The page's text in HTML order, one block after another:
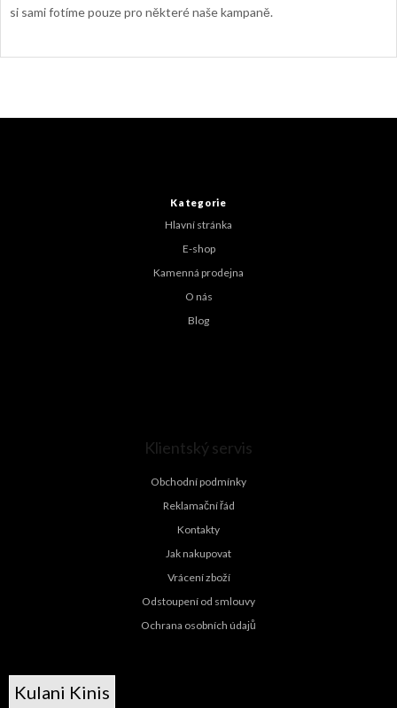
si sami fotíme pouze pro některé naše kampaně.
Kategorie
Hlavní stránka
E-shop
Kamenná prodejna
O nás
Blog
Klientský servis
Obchodní podmínky
Reklamační řád
Kontakty
Jak nakupovat
Vrácení zboží
Odstoupení od smlouvy
Ochrana osobních údajů
Kulani Kinis